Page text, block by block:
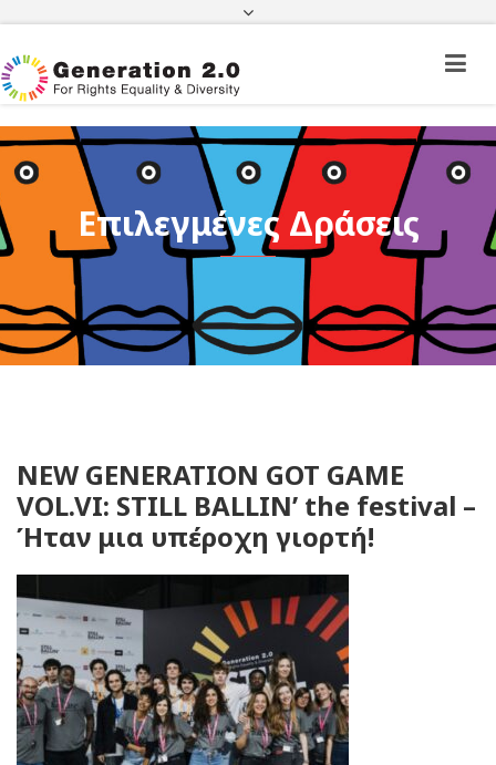
Πορεία Φακέλου Πολίτη Τρίτης Χώρας
Πορεία Φακέλου Ιθαγένειας
e-paravolo
FacebookTwitter Instagram
YoutubeLinkedin
Επιλεγμένες Δράσεις
NEW GENERATION GOT GAME
VOL.VI: STILL BALLIN’ the festival –
Ήταν μια υπέροχη γιορτή!